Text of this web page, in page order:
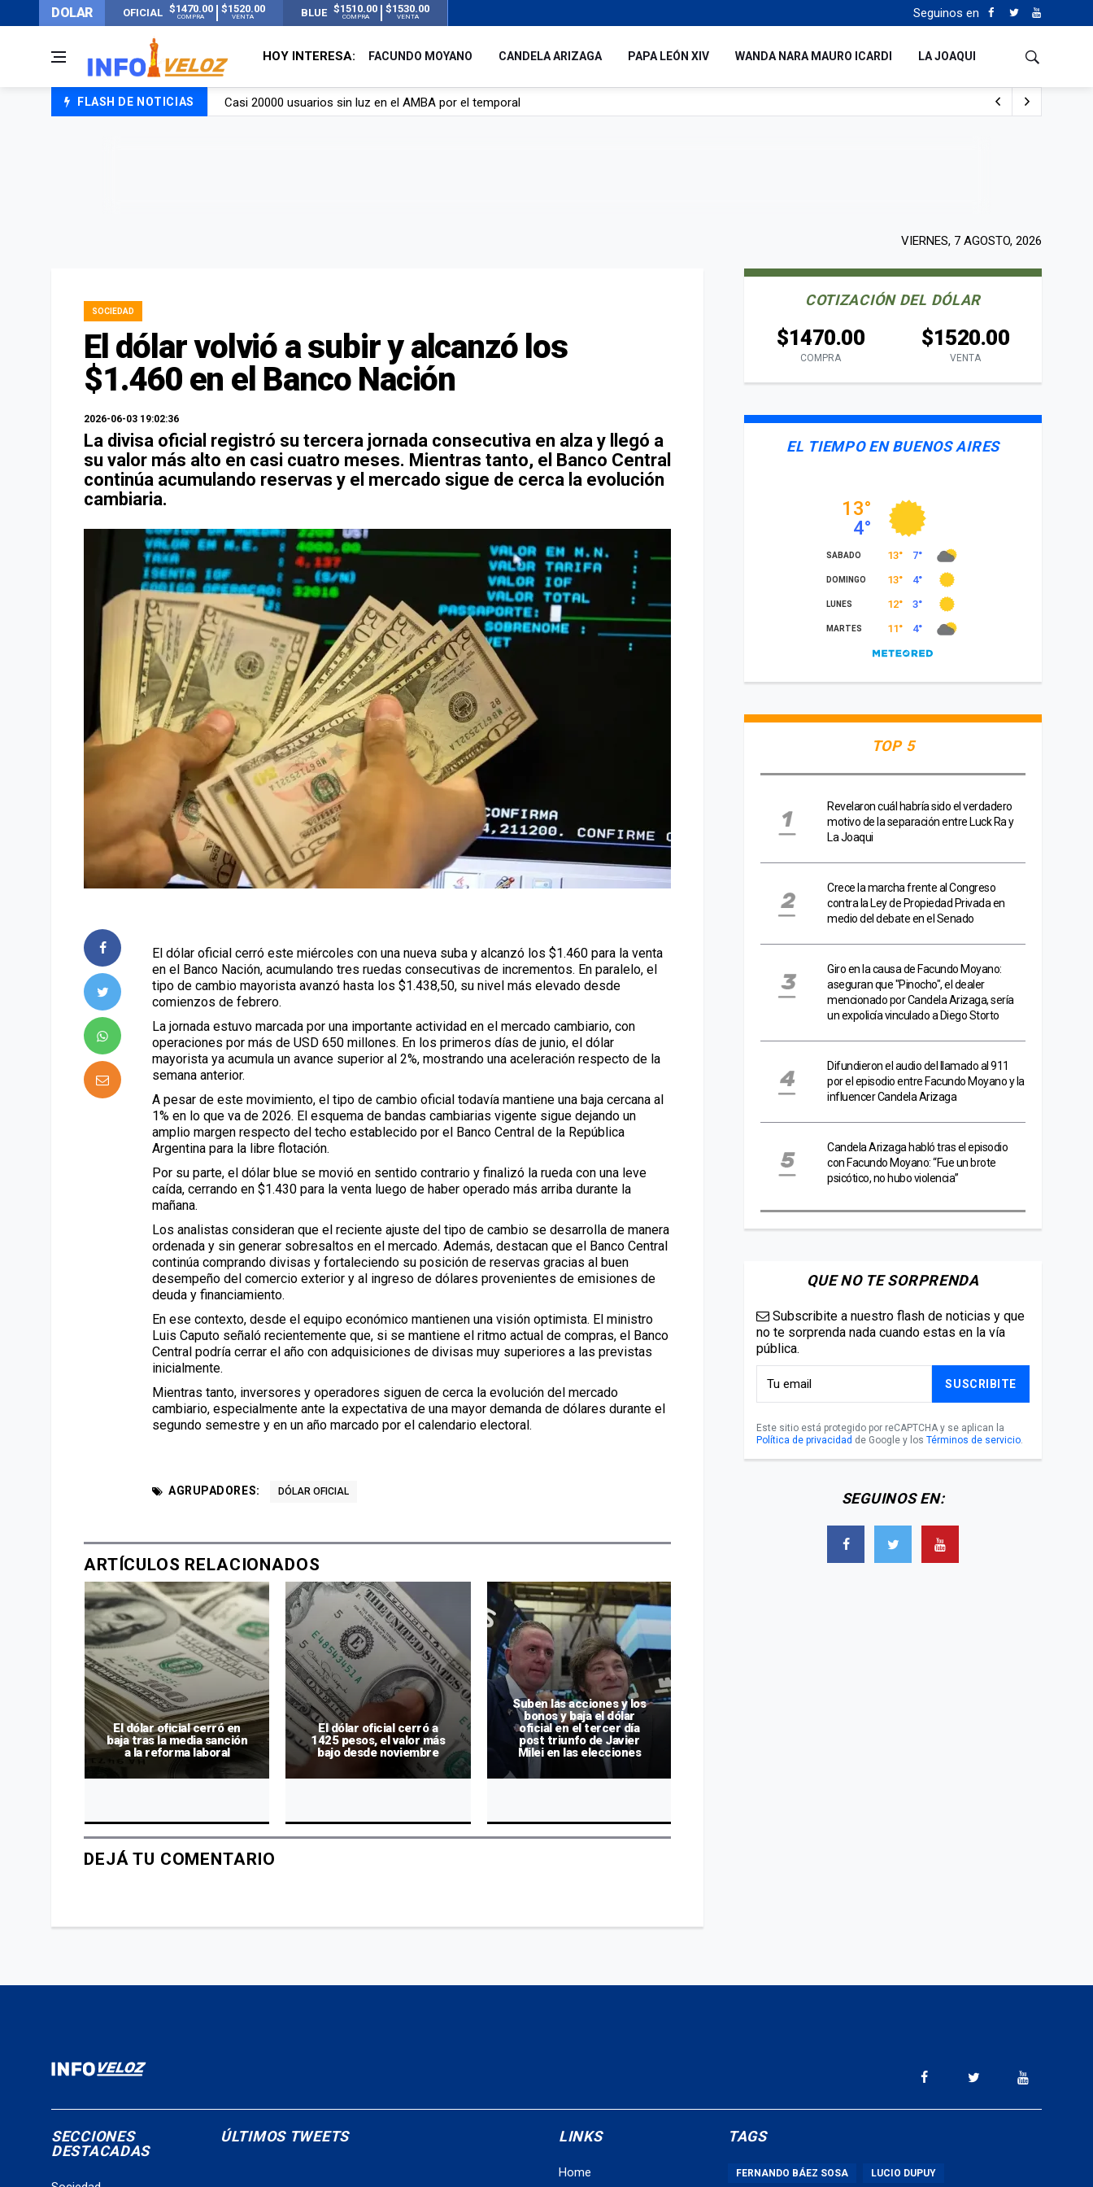
DOLAR OFICIAL $1470.00
COMPRA
$1520.00
VENTA BLUE $1510.00
COMPRA
$1530.00
VENTA Seguinos en
HOY INTERESA: FACUNDO MOYANO CANDELA ARIZAGA PAPA LEÓN XIV WANDA NARA MAURO ICARDI LA JOAQUI
FLASH DE NOTICIAS
Candela Arizaga rompió el silencio tras el incidente con Facundo Moyano: “Tengo errores como cualquiera”
VIERNES, 7 AGOSTO, 2026
SOCIEDAD
El dólar volvió a subir y alcanzó los
$1.460 en el Banco Nación
2026-06-03 19:02:36
La divisa oficial registró su tercera jornada consecutiva en alza y llegó a
su valor más alto en casi cuatro meses. Mientras tanto, el Banco Central
continúa acumulando reservas y el mercado sigue de cerca la evolución
cambiaria.
El dólar oficial cerró este miércoles con una nueva suba y alcanzó los $1.460 para la venta
en el Banco Nación, acumulando tres ruedas consecutivas de incrementos. En paralelo, el
tipo de cambio mayorista avanzó hasta los $1.438,50, su nivel más elevado desde
comienzos de febrero.
La jornada estuvo marcada por una importante actividad en el mercado cambiario, con
operaciones por más de USD 650 millones. En los primeros días de junio, el dólar
mayorista ya acumula un avance superior al 2%, mostrando una aceleración respecto de la
semana anterior.
A pesar de este movimiento, el tipo de cambio oficial todavía mantiene una baja cercana al
1% en lo que va de 2026. El esquema de bandas cambiarias vigente sigue dejando un
amplio margen respecto del techo establecido por el Banco Central de la República
Argentina para la libre flotación.
Por su parte, el dólar blue se movió en sentido contrario y finalizó la rueda con una leve
caída, cerrando en $1.430 para la venta luego de haber operado más arriba durante la
mañana.
Los analistas consideran que el reciente ajuste del tipo de cambio se desarrolla de manera
ordenada y sin generar sobresaltos en el mercado. Además, destacan que el Banco Central
continúa comprando divisas y fortaleciendo su posición de reservas gracias al buen
desempeño del comercio exterior y al ingreso de dólares provenientes de emisiones de
deuda y financiamiento.
En ese contexto, desde el equipo económico mantienen una visión optimista. El ministro
Luis Caputo señaló recientemente que, si se mantiene el ritmo actual de compras, el Banco
Central podría cerrar el año con adquisiciones de divisas muy superiores a las previstas
inicialmente.
Mientras tanto, inversores y operadores siguen de cerca la evolución del mercado
cambiario, especialmente ante la expectativa de una mayor demanda de dólares durante el
segundo semestre y en un año marcado por el calendario electoral.
AGRUPADORES: DÓLAR OFICIAL
ARTÍCULOS RELACIONADOS
El dólar oficial cerró en
baja tras la media sanción
a la reforma laboral
El dólar oficial cerró a
1425 pesos, el valor más
bajo desde noviembre
Suben las acciones y los
bonos y baja el dólar
oficial en el tercer día
post triunfo de Javier
Milei en las elecciones
DEJÁ TU COMENTARIO
COTIZACIÓN DEL DÓLAR
$1470.00
COMPRA
$1520.00
VENTA
EL TIEMPO EN BUENOS AIRES
TOP 5
Revelaron cuál habría sido el verdadero
motivo de la separación entre Luck Ra y
La Joaqui
Crece la marcha frente al Congreso
contra la Ley de Propiedad Privada en
medio del debate en el Senado
Giro en la causa de Facundo Moyano:
aseguran que "Pinocho", el dealer
mencionado por Candela Arizaga, sería
un expolicía vinculado a Diego Storto
Difundieron el audio del llamado al 911
por el episodio entre Facundo Moyano y la
influencer Candela Arizaga
Candela Arizaga habló tras el episodio
con Facundo Moyano: “Fue un brote
psicótico, no hubo violencia”
QUE NO TE SORPRENDA
Subscribite a nuestro flash de noticias y que
no te sorprenda nada cuando estas en la vía
pública.
SUSCRIBITE
Este sitio está protegido por reCAPTCHA y se aplican la
Política de privacidad de Google y los Términos de servicio.
SEGUINOS EN:
SECCIONES
DESTACADAS
ÚLTIMOS TWEETS LINKS
Home
TAGS
FERNANDO BÁEZ SOSA LUCIO DUPUY